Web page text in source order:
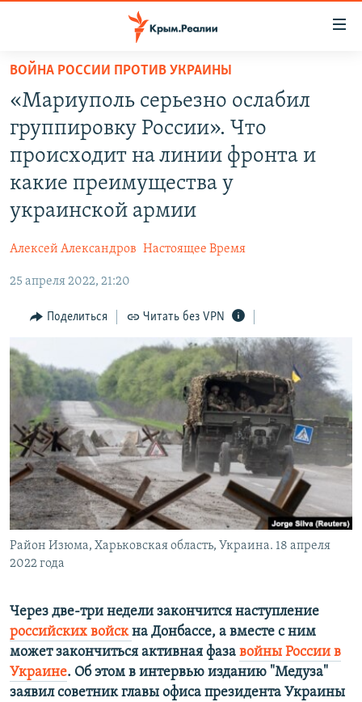
Вернуться
основному
содержанию
Вернутся
главной
навигации
Вернутся
СПЕЦПРОЕКТЫ
11 ЛЕТ ОККУПАЦИИ КРЫМА. 11 ИСТОРИЙ СОПРОТИВЛЕНИЯ
ВОДА
ЕЩЕ
ТЕЛЕПРОЕКТ КРЫМ.РЕАЛИИ
СОВЕТЫ ПРАВОЗАЩИТНИКОВ
ПРОПАВШИЕ БЕЗ ВЕСТИ
ПОБЕДИТЕЛЕЙ НЕ СУДЯТ?
КРЫМ.НЕПОКОРЕННЫЙ
ELIFBE
УКРАИНСКАЯ ПРОБЛЕМА КРЫМА
КАК ОБОЙТИ БЛОКИРОВКУ
ПРИСОЕДИНЯЙТЕСЬ!
Все сайты RFE/RL
ВОЙНА РОССИИ ПРОТИВ УКРАИНЫ
«Мариуполь серьезно ослабил
группировку России». Что
происходит на линии фронта и
какие преимущества у
украинской армии
Алексей Александров Настоящее Время
25 апреля 2022, 21:20
Поделиться Читать без VPN
Район Изюма, Харьковская область, Украина. 18 апреля
2022 года
Через две-три недели закончится наступление
российских войскна Донбассе, а вместе с ним
может закончиться активная фаза войны России в
Украине. Об этом в интервью изданию "Медуза"
заявил советник главы офиса президента Украины